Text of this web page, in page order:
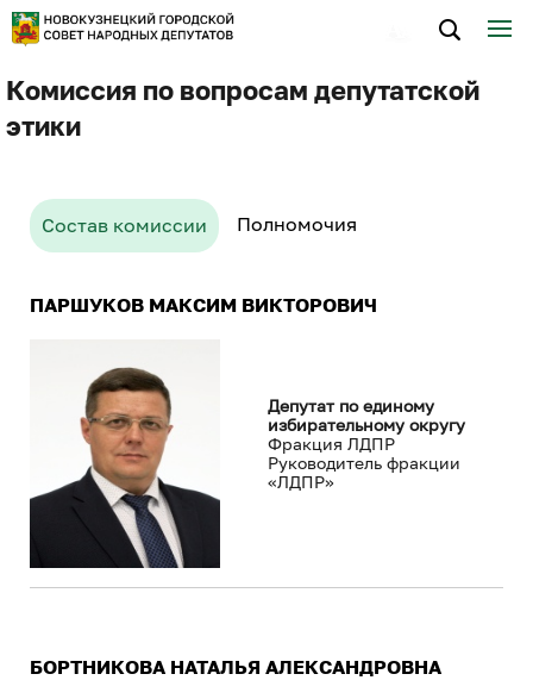
Комиссия по вопросам депутатской
этики
Состав комиссии Полномочия
ПАРШУКОВ МАКСИМ ВИКТОРОВИЧ
Депутат по единому
избирательному округу
Фракция ЛДПР
Руководитель фракции
«ЛДПР»
БОРТНИКОВА НАТАЛЬЯ АЛЕКСАНДРОВНА